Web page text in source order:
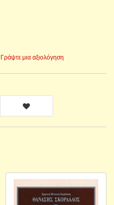
Γράψτε μια αξιολόγηση